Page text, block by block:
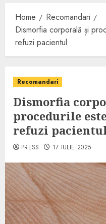
Home
Recomandari
Dismorfia corporală și
refuzi pacientul
Recomandari
Dismorfia
procedurile
refuzi
PRESS 17 IULIE 2025